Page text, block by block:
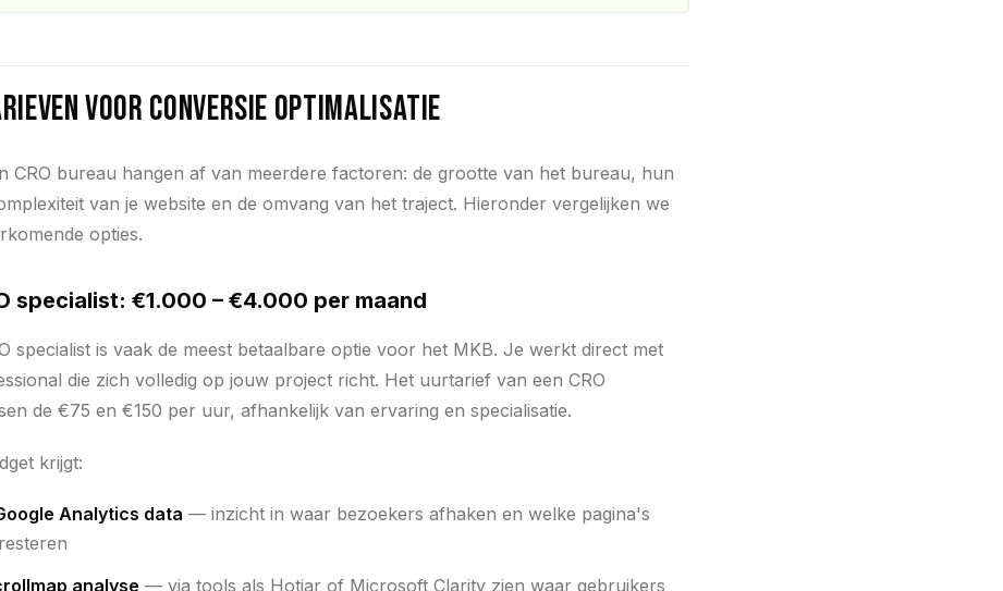
voor conversie optimalisatie
CRO bureau hangen af van meerdere factoren: de grootte van het bureau, hun
van je website en de omvang van het traject. Hieronder vergelijken we
opties.
specialist: €1.000 – €4.000 per maand
specialist is vaak de meest betaalbare optie voor het MKB. Je werkt direct met
die zich volledig op jouw project richt. Het uurtarief van een CRO
de €75 en €150 per uur, afhankelijk van ervaring en specialisatie.
krijgt:
Analytics data — inzicht in waar bezoekers afhaken en welke pagina's
analyse — via tools als Hotjar of Microsoft Clarity zien waar gebruikers